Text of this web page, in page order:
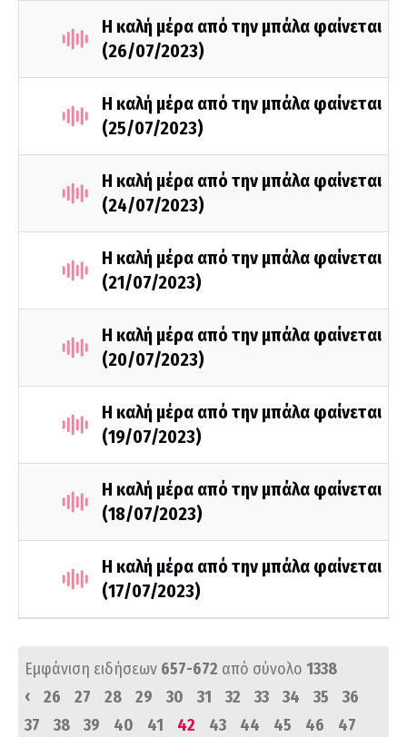
Η καλή μέρα από την μπάλα φαίνεται
(26/07/2023)
Η καλή μέρα από την μπάλα φαίνεται
(25/07/2023)
Η καλή μέρα από την μπάλα φαίνεται
(24/07/2023)
Η καλή μέρα από την μπάλα φαίνεται
(21/07/2023)
Η καλή μέρα από την μπάλα φαίνεται
(20/07/2023)
Η καλή μέρα από την μπάλα φαίνεται
(19/07/2023)
Η καλή μέρα από την μπάλα φαίνεται
(18/07/2023)
Η καλή μέρα από την μπάλα φαίνεται
(17/07/2023)
Εμφάνιση ειδήσεων 657-672 από σύνολο 1338
‹
26 27 28 29 30 31 32 33 34 35
36
37
38 39 40 41 42 43 44 45 46
47